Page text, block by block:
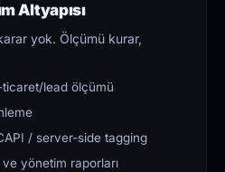
Altyapısı
yok. Ölçümü kurar,
lead ölçümü
/ server-side tagging
yönetim raporları